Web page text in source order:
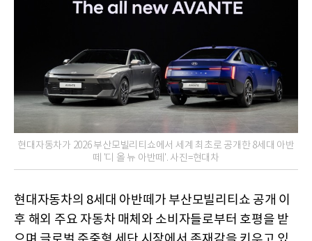
현대자동차가 2026 부산모빌리티쇼에서 세계 최초로 공개한 8세대 아반
떼 '디 올 뉴 아반떼'. 사진=현대차
현대자동차의 8세대 아반떼가 부산모빌리티쇼 공개 이
후 해외 주요 자동차 매체와 소비자들로부터 호평을 받